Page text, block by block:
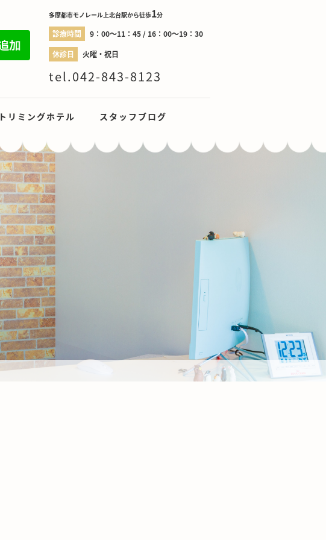
多摩都市モノレール上北台駅から徒歩1分
診療時間
9：00～11：45 / 16：00～19：30
休診日
火曜・祝日
tel.042-843-8123
トリミングホテル スタッフブログ